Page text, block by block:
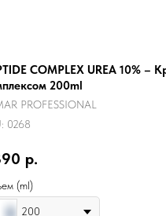
COMPLEX UREA 10% –
200ml
PROFESSIONAL
0268
р.
(ml)
200